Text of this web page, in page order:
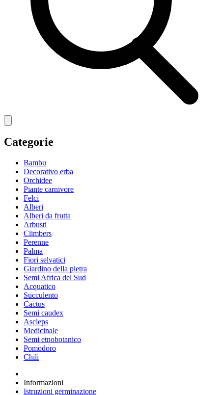
Categorie
Bambu
Decorativo erba
Orchidee
Piante carnivore
Felci
Alberi
Alberi da frutta
Arbusti
Climbers
Perenne
Palma
Fiori selvatici
Giardino della pietra
Semi Africa del Sud
Acquatico
Succulento
Cactus
Semi caudex
Ascleps
Medicinale
Semi etnobotanico
Pomodoro
Chili
Informazioni
Istruzioni germinazione